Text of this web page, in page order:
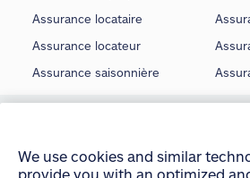
Assurance locataire
Assurance locateur
Assurance saisonnière
É noncé sur la protection de la vie privée
By continuing to use this site